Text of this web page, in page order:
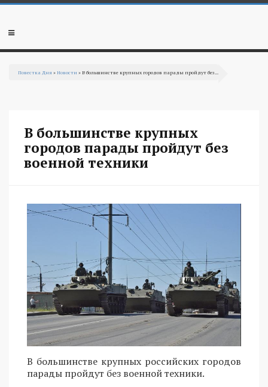
Перейти к основному содержанию
Мобильное
Повестка Дня »Новости » В большинстве крупных городов парады пройдут без...
В большинстве крупных
городов парады пройдут без
военной техники
В большинстве крупных российских городов
парады пройдут без военной техники.